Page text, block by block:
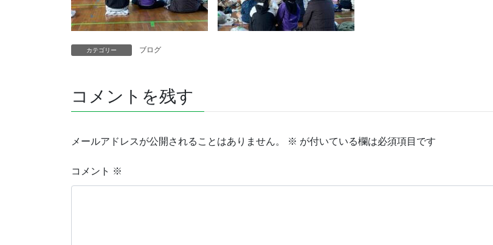
カテゴリー ブログ
コメントを残す
メールアドレスが公開されることはありません。 ※ が付いている欄は必須項目です
コメント ※